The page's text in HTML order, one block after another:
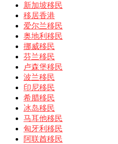
新加坡移民
移居香港
爱尔兰移民
奥地利移民
挪威移民
芬兰移民
卢森堡移民
波兰移民
印尼移民
希腊移民
冰岛移民
马耳他移民
匈牙利移民
阿联酋移民